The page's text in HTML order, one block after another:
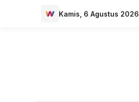
Kamis, 6 Agustus 2026